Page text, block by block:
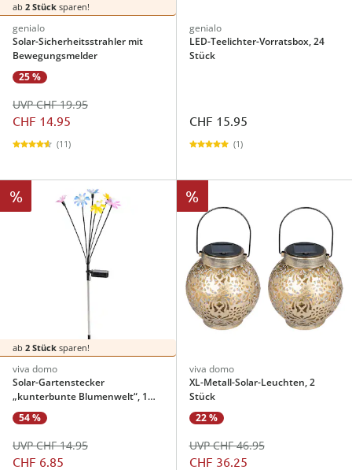
ab 2 Stück sparen!
genialo
Solar-Sicherheitsstrahler mit
Bewegungsmelder
25 %
CHF 14.95
UVP CHF 19.95
(11)
genialo
LED-Teelichter-Vorratsbox, 24
Stück
CHF 15.95
(1)
%
ab 2 Stück sparen!
viva domo
Solar-Gartenstecker
„kunterbunte Blumenwelt“, 1
Stück
54 %
CHF 6.85
UVP CHF 14.95
%
viva domo
XL-Metall-Solar-Leuchten, 2
Stück
22 %
CHF 36.25
UVP CHF 46.95